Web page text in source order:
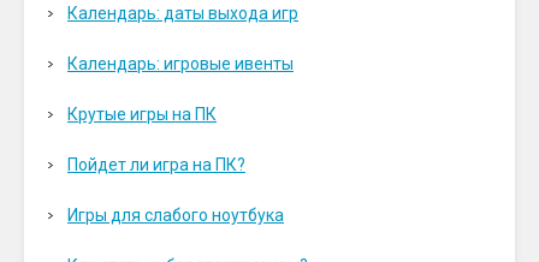
Календарь: даты выхода игр
Календарь: игровые ивенты
Крутые игры на ПК
Пойдет ли игра на ПК?
Игры для слабого ноутбука